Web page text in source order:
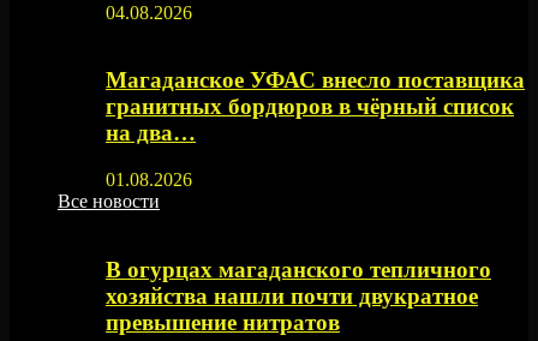
04.08.2026
Магаданское УФАС внесло поставщика
гранитных бордюров в чёрный список
на два…
01.08.2026
Все новости
В огурцах магаданского тепличного
хозяйства нашли почти двукратное
превышение нитратов